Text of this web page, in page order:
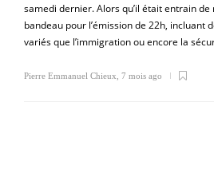
samedi dernier. Alors qu’il était entrain
bandeau pour l’émission de 22h, incluant
variés que l’immigration ou encore la
Pierre Emmanuel Chieux 7 mois ago